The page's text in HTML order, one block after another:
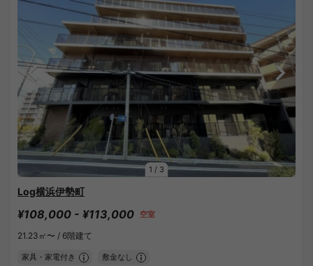
1 / 3
Log横浜伊勢町
¥108,000 - ¥113,000 空室
21.23㎡〜 / 6階建て
家具・家電付き 敷金なし